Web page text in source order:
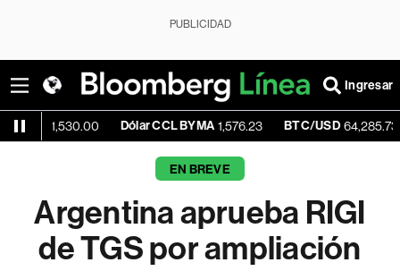
PUBLICIDAD
Ingresar
Dólar CCL BYMA 1,576.23 BTC/USD 64,285.73 -0.17%
EN BREVE
Argentina aprueba RIGI
de TGS por ampliación